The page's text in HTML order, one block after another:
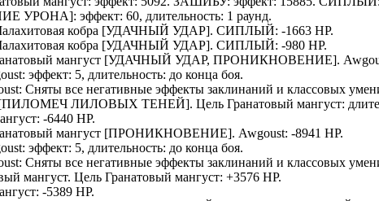
УРОНА]: эффект: 60, длительность: 1 раунд.
кобра [УДАЧНЫЙ УДАР]. СИПЛЫЙ: -1663 HP.
кобра [УДАЧНЫЙ УДАР]. СИПЛЫЙ: -980 HP.
мангуст [УДАЧНЫЙ УДАР, ПРОНИКНОВЕНИЕ].
: эффект: 5, длительность: до конца боя.
: Сняты все негативные эффекты заклинаний и классовых
ПИЛОМЕЧ ЛИЛОВЫХ ТЕНЕЙ]. Цель Гранатовый мангуст:
: -6440 HP.
мангуст [ПРОНИКНОВЕНИЕ]. Awgoust: -8941 HP.
: эффект: 5, длительность: до конца боя.
: Сняты все негативные эффекты заклинаний и классовых
мангуст. Цель Гранатовый мангуст: +3576 HP.
: -5389 HP.